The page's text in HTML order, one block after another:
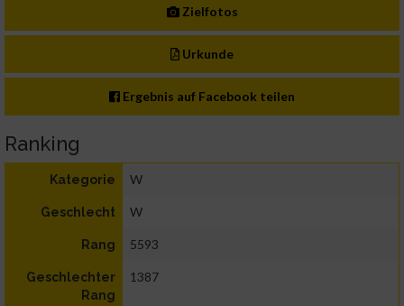
Zielfotos
Urkunde
Ergebnis auf Facebook teilen
Ranking
Kategorie W
Geschlecht W
Rang 5593
Geschlechter
Rang
1387